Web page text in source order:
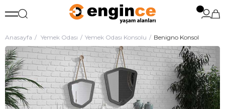
Anasayfa Yemek Odası Yemek Odası Konsolu Benigno Konsol